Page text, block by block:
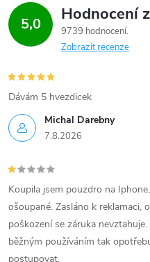
i
s
u
5,0 Hodnocení
9739 hodnocení
Zobrazit recenze
Michal Darebny
7.8.2026
Dávám 5 hvezdicek
Koupila jsem pouzdro na
ošoupané. Zasláno k reklamaci,
poškození se záruka
běžným používáním tak
postupovat.